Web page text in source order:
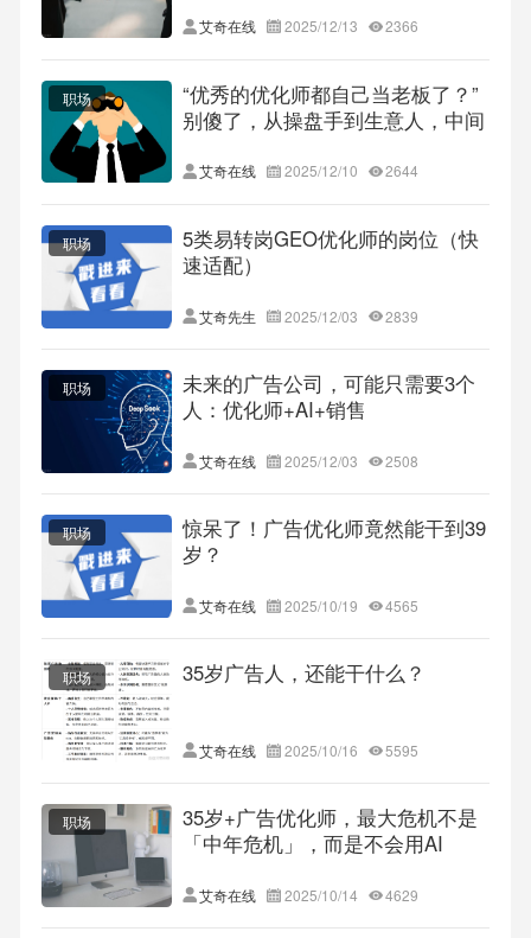
艾奇在线 2025/12/13 2366
职场
“优秀的优化师都自己当老板了？”
别傻了，从操盘手到生意人，中间
艾奇在线 2025/12/10 2644
职场
5类易转岗GEO优化师的岗位（快
速适配）
艾奇先生 2025/12/03 2839
职场
未来的广告公司，可能只需要3个
人：优化师+AI+销售
艾奇在线 2025/12/03 2508
职场
惊呆了！广告优化师竟然能干到39
岁？
艾奇在线 2025/10/19 4565
职场 35岁广告人，还能干什么？
艾奇在线 2025/10/16 5595
职场
35岁+广告优化师，最大危机不是
「中年危机」，而是不会用AI
艾奇在线 2025/10/14 4629